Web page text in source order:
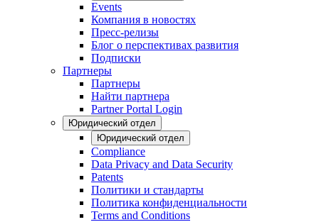
Events
Компания в новостях
Пресс-релизы
Блог о перспективах развития
Подписки
Партнеры
Партнеры
Найти партнера
Partner Portal Login
Юридический отдел
Юридический отдел
Compliance
Data Privacy and Data Security
Patents
Политики и стандарты
Политика конфиденциальности
Terms and Conditions